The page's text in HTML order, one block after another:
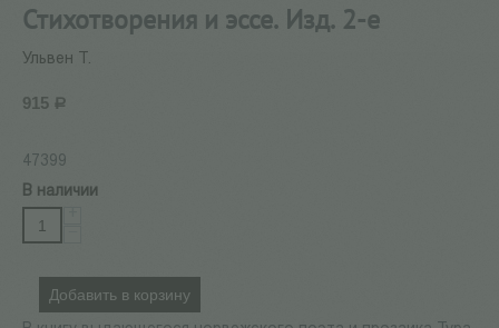
Стихотворения и эссе. Изд. 2-е
Ульвен Т.
915 Р
47399
В наличии
Добавить в корзину